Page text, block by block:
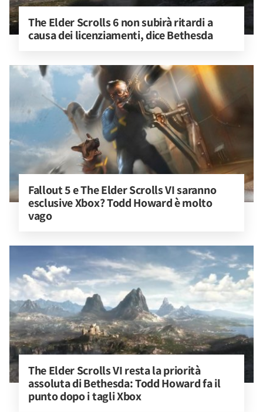
The Elder Scrolls 6 non subirà ritardi a
causa dei licenziamenti, dice Bethesda
Fallout 5 e The Elder Scrolls VI saranno
esclusive Xbox? Todd Howard è molto
vago
The Elder Scrolls VI resta la priorità
assoluta di Bethesda: Todd Howard fa il
punto dopo i tagli Xbox